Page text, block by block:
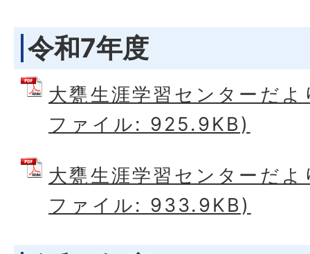
令和7年度
大甕生涯学習センターだ
ファイル: 925.9KB)
大甕生涯学習センターだ
ファイル: 933.9KB)